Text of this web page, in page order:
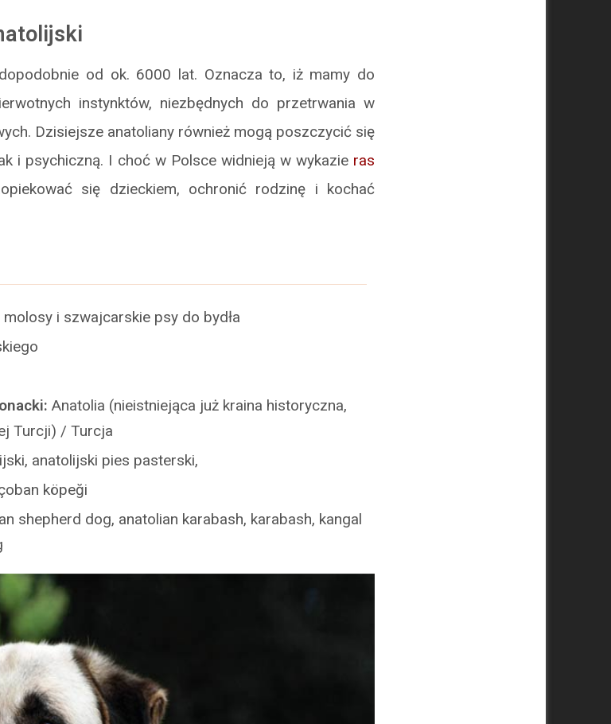
od ok. 6000 lat. Oznacza to, iż mamy do
instynktów, niezbędnych do przetrwania w
Dzisiejsze anatoliany również mogą poszczycić się
i psychiczną. I choć w Polsce widnieją w wykazie ras
się dzieckiem, ochronić rodzinę i kochać
i szwajcarskie psy do bydła
Anatolia (nieistniejąca już kraina historyczna,
Turcji) / Turcja
anatolijski pies pasterski,
köpeği
shepherd dog, anatolian karabash, karabash, kangal